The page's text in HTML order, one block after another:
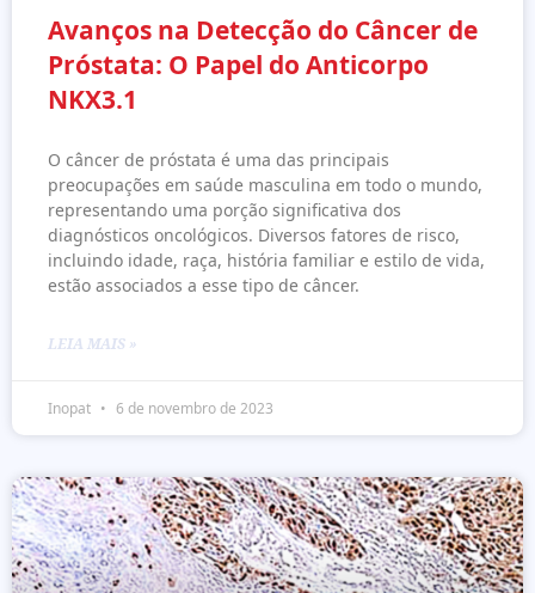
Avanços na Detecção do Câncer de
Próstata: O Papel do Anticorpo
NKX3.1
O câncer de próstata é uma das principais
preocupações em saúde masculina em todo o mundo,
representando uma porção significativa dos
diagnósticos oncológicos. Diversos fatores de risco,
incluindo idade, raça, história familiar e estilo de vida,
estão associados a esse tipo de câncer.
LEIA MAIS »
Inopat 6 de novembro de 2023